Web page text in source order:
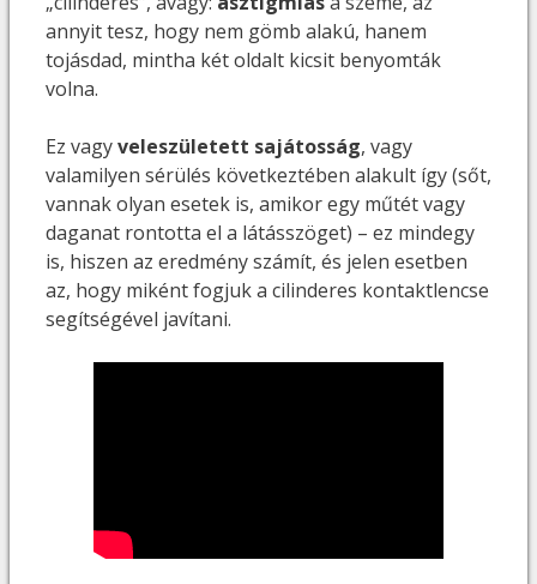
annyit tesz, hogy nem gömb alakú, hanem
tojásdad, mintha két oldalt kicsit benyomták
volna.
Ez vagyveleszületett sajátosság, vagy
valamilyen sérülés következtében alakult így (sőt,
vannak olyan esetek is, amikor egy műtét vagy
daganat rontotta el a látásszöget) – ez mindegy
is, hiszen az eredmény számít, és jelen esetben
az, hogy miként fogjuk a cilinderes kontaktlencse
segítségével javítani.